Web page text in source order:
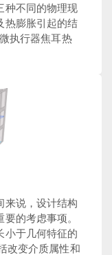
种不同的物理现
热膨胀引起的结
执行器焦耳热
来说，设计结构
的考虑事项。
小于几何特征的
改变介质属性和